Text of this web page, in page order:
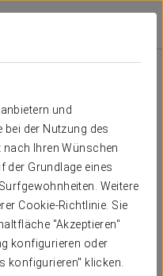
und
der Nutzung des
Ihren Wünschen
der Grundlage eines
Weitere
Cookie-Richtlinie. Sie
"Akzeptieren"
konfigurieren oder
konfigurieren" klicken.
sich der Horizont mit einem
lebt die Erinnerung an
Wiege des letzten großen
einer lebendigen Kultur,
den Geist ihrer Vorfahren
schien die Zeit in
und in der ständigen
Umwelt gemessen zu